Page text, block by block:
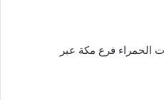
الحمراء فرع مكة عبر